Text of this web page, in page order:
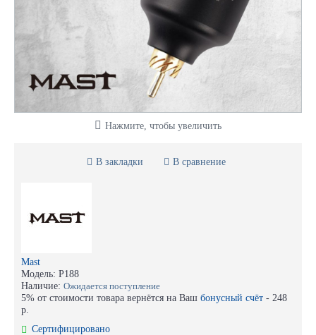
Нажмите, чтобы увеличить
В закладки В сравнение
Mast
Модель: P188
Наличие: Ожидается поступление
5% от стоимости товара вернётся на Ваш бонусный счёт - 248
р.
Сертифицировано